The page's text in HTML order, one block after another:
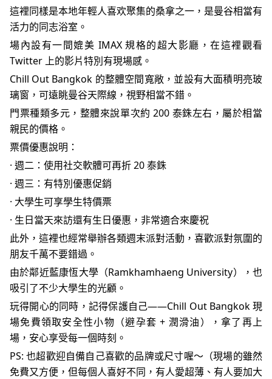
這裡同樣是本地年輕人喜欢聚集的桑拿之一，是曼谷相當有
活力的同志浴室。
場內設有一間媲美 IMAX 規格的超大影廳，在這裡觀看
Twitter 上的影片特別有現場感。
Chill Out Bangkok 的整體空間寬敞，並設有大面積明亮玻
璃窗，可遠眺曼谷天際線，視野相當不錯。
門票種類多元，整體來說單次約 200 泰銖左右，屬於相當
親民的價格。
票價優惠說明：
· 週二：使用社交軟體可再折 20 泰銖
· 週三：有特別優惠促銷
· 大學生可享學生特價票
· 生日當天來訪還有生日優惠，非常適合來慶祝
此外，這裡也經常舉辦各類週末派對活動，喜歡派對氛圍的
朋友千萬不要錯過。
由於鄰近藍康恆大學（Ramkhamhaeng University），也
吸引了不少大學生的光顧。
玩得開心的同時，記得保護自己——Chill Out Bangkok 現
場免費領取安全性小物（避孕套 + 潤滑油），拿了再上
場，安心享受每一個時刻。
PS: 也超歡迎自備自己喜歡的品牌或尺寸喔～（現場的雖然
免費又方便，但每個人喜好不同，有人愛超薄、有人要加大